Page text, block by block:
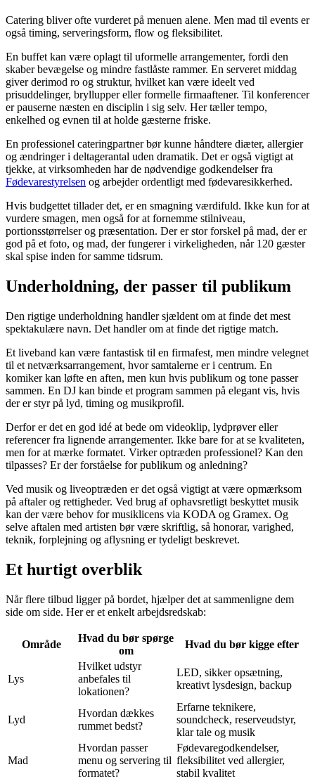
Catering bliver ofte vurderet på menuen alene. Men mad til events er
også timing, serveringsform, flow og fleksibilitet.
En buffet kan være oplagt til uformelle arrangementer, fordi den
skaber bevægelse og mindre fastlåste rammer. En serveret middag
giver derimod ro og struktur, hvilket kan være ideelt ved
prisuddelinger, bryllupper eller formelle firmaaftener. Til konferencer
er pauserne næsten en disciplin i sig selv. Her tæller tempo,
enkelhed og evnen til at holde gæsterne friske.
En professionel cateringpartner bør kunne håndtere diæter, allergier
og ændringer i deltagerantal uden dramatik. Det er også vigtigt at
tjekke, at virksomheden har de nødvendige godkendelser fra
Fødevarestyrelsen og arbejder ordentligt med fødevaresikkerhed.
Hvis budgettet tillader det, er en smagning værdifuld. Ikke kun for at
vurdere smagen, men også for at fornemme stilniveau,
portionsstørrelser og præsentation. Der er stor forskel på mad, der er
god på et foto, og mad, der fungerer i virkeligheden, når 120 gæster
skal spise inden for samme tidsrum.
Underholdning, der passer til publikum
Den rigtige underholdning handler sjældent om at finde det mest
spektakulære navn. Det handler om at finde det rigtige match.
Et liveband kan være fantastisk til en firmafest, men mindre velegnet
til et netværksarrangement, hvor samtalerne er i centrum. En
komiker kan løfte en aften, men kun hvis publikum og tone passer
sammen. En DJ kan binde et program sammen på elegant vis, hvis
der er styr på lyd, timing og musikprofil.
Derfor er det en god idé at bede om videoklip, lydprøver eller
referencer fra lignende arrangementer. Ikke bare for at se kvaliteten,
men for at mærke formatet. Virker optræden professionel? Kan den
tilpasses? Er der forståelse for publikum og anledning?
Ved musik og liveoptræden er det også vigtigt at være opmærksom
på aftaler og rettigheder. Ved brug af ophavsretligt beskyttet musik
kan der være behov for musiklicens via KODA og Gramex. Og
selve aftalen med artisten bør være skriftlig, så honorar, varighed,
teknik, forplejning og aflysning er tydeligt beskrevet.
Et hurtigt overblik
Når flere tilbud ligger på bordet, hjælper det at sammenligne dem
side om side. Her er et enkelt arbejdsredskab:
Område
Hvad du bør spørge
om
Hvad du bør kigge efter
Lys
Hvilket udstyr
anbefales til
lokationen?
LED, sikker opsætning,
kreativt lysdesign, backup
Lyd
Hvordan dækkes
rummet bedst?
Erfarne teknikere,
soundcheck, reserveudstyr,
klar tale og musik
Mad
Hvordan passer
menu og servering til
formatet?
Fødevaregodkendelser,
fleksibilitet ved allergier,
stabil kvalitet